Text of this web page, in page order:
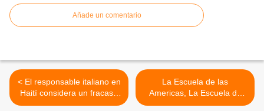
Añade un comentario
< El responsable italiano en
Haití considera un fracaso
"patético" el operativo de
La Escuela de las
Americas, La Escuela de
Asesinos >